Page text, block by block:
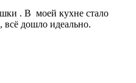
. В моей кухне стало
всё дошло идеально.